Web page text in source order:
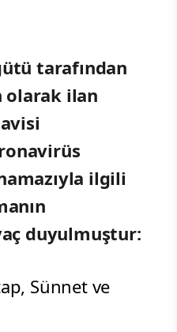
tarafından
olarak ilan
ilgili
duyulmuştur:
Sünnet ve